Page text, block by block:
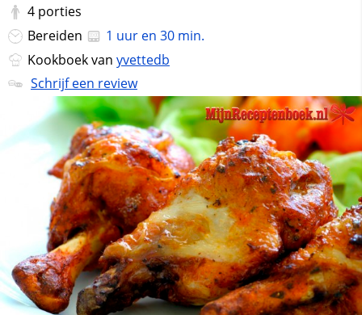
4 porties
Bereiden
1 uur en 30 min.
Kookboek van yvettedb
Schrijf een review